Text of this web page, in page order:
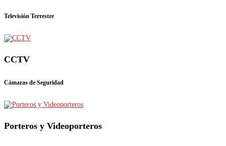
Televisión Terrestre
CCTV
Cámaras de Seguridad
Porteros y Videoporteros